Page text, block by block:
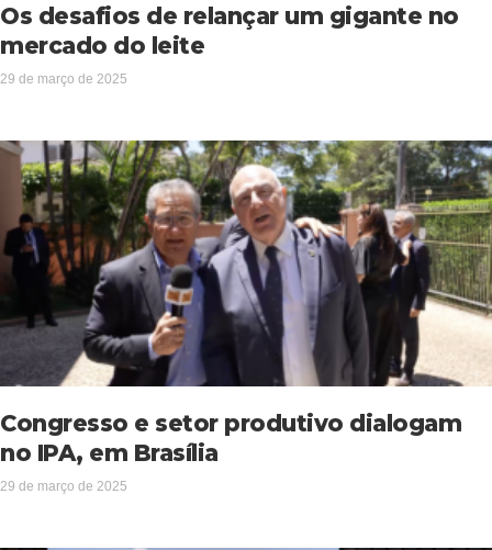
Os desafios de relançar um gigante no
mercado do leite
29 de março de 2025
Congresso e setor produtivo dialogam
no IPA, em Brasília
29 de março de 2025